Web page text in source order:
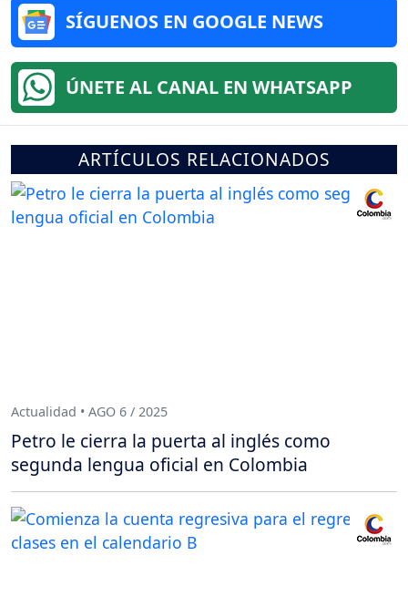
SÍGUENOS EN GOOGLE NEWS
ÚNETE AL CANAL EN WHATSAPP
ARTÍCULOS RELACIONADOS
Actualidad • AGO 6 / 2025
Petro le cierra la puerta al inglés como
segunda lengua oficial en Colombia